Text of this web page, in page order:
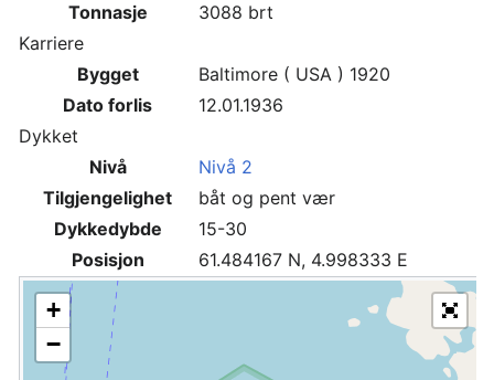
Tonnasje
3088 brt
Karriere
Bygget
Baltimore ( USA ) 1920
Dato forlis
12.01.1936
Dykket
Nivå
Nivå 2
Tilgjengelighet
båt og pent vær
Dykkedybde
15-30
Posisjon
61.484167 N, 4.998333 E
+
−